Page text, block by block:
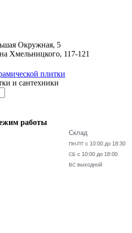
Окружная, 5
Хмельницкого, 117-121
и сантехники
работы
Склад
ПН-ПТ с 10:00 до 18:30
СБ с 10:00 до 18:00
ВС выходной